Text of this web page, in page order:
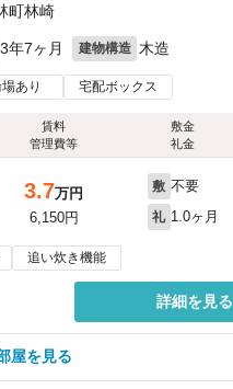
町林崎
3年7ヶ月 建物構造 木造
あり 宅配ボックス
賃料
管理費等
敷金
礼金
3.7万円
6,150円
敷 不要
礼 1.0ヶ月
追い炊き機能
詳細を見る
屋を見る